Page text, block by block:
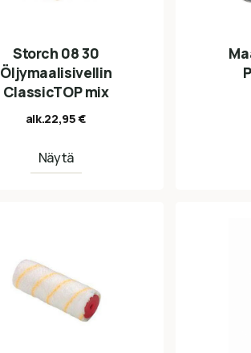
Storch 08 30
Öljymaalisivellin
ClassicTOP mix
alk.22,95€
Näytä